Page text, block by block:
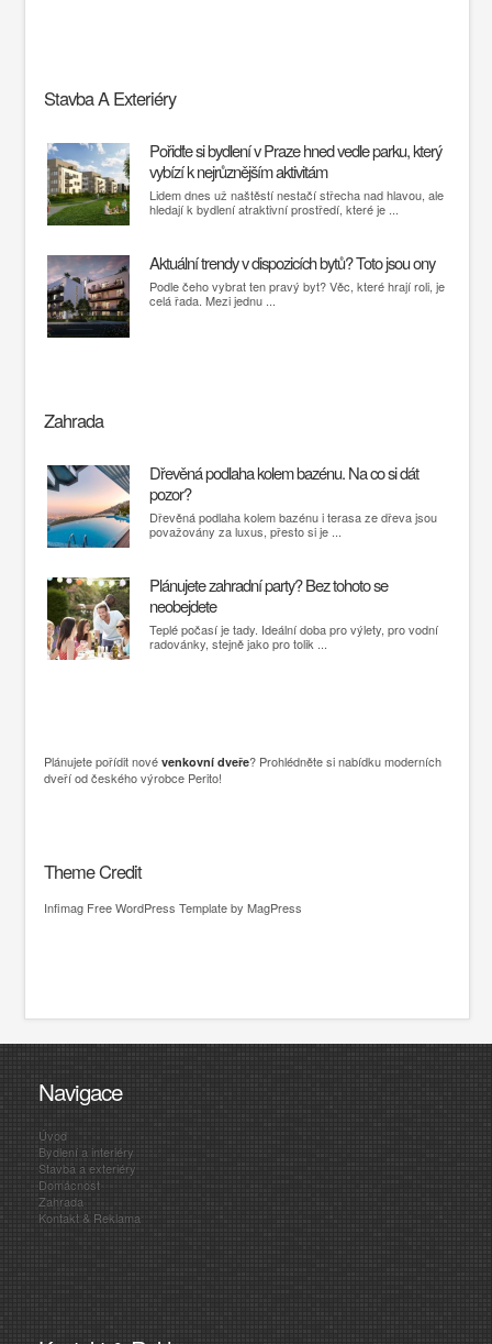
Stavba A Exteriéry
Pořiďte si bydlení v Praze hned vedle parku, který
vybízí k nejrůznějším aktivitám
Lidem dnes už naštěstí nestačí střecha nad hlavou, ale
hledají k bydlení atraktivní prostředí, které je ...
Aktuální trendy v dispozicích bytů? Toto jsou ony
Podle čeho vybrat ten pravý byt? Věc, které hrají roli, je
celá řada. Mezi jednu ...
Zahrada
Dřevěná podlaha kolem bazénu. Na co si dát
pozor?
Dřevěná podlaha kolem bazénu i terasa ze dřeva jsou
považovány za luxus, přesto si je ...
Plánujete zahradní party? Bez tohoto se
neobejdete
Teplé počasí je tady. Ideální doba pro výlety, pro vodní
radovánky, stejně jako pro tolik ...
Plánujete pořídit nové venkovní dveře? Prohlédněte si nabídku moderních
dveří od českého výrobce Perito!
Theme Credit
Infimag Free WordPress Templateby MagPress
Navigace
Úvod
Bydlení a interiéry
Stavba a exteriéry
Domácnost
Zahrada
Kontakt & Reklama